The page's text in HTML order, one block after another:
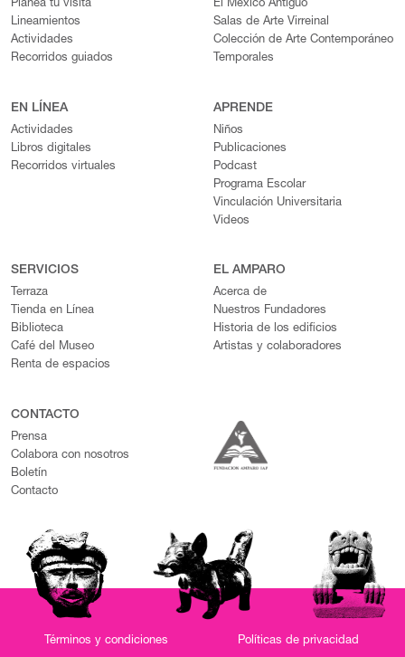
Planea tu visita
Lineamientos
Actividades
Recorridos guiados
El México Antiguo
Salas de Arte Virreinal
Colección de Arte Contemporáneo
Temporales
EN LÍNEA
Actividades
Libros digitales
Recorridos virtuales
APRENDE
Niños
Publicaciones
Podcast
Programa Escolar
Vinculación Universitaria
Videos
SERVICIOS
Terraza
Tienda en Línea
Biblioteca
Café del Museo
Renta de espacios
EL AMPARO
Acerca de
Nuestros Fundadores
Historia de los edificios
Artistas y colaboradores
CONTACTO
Prensa
Colabora con nosotros
Boletín
Contacto
Términos y condiciones Políticas de privacidad